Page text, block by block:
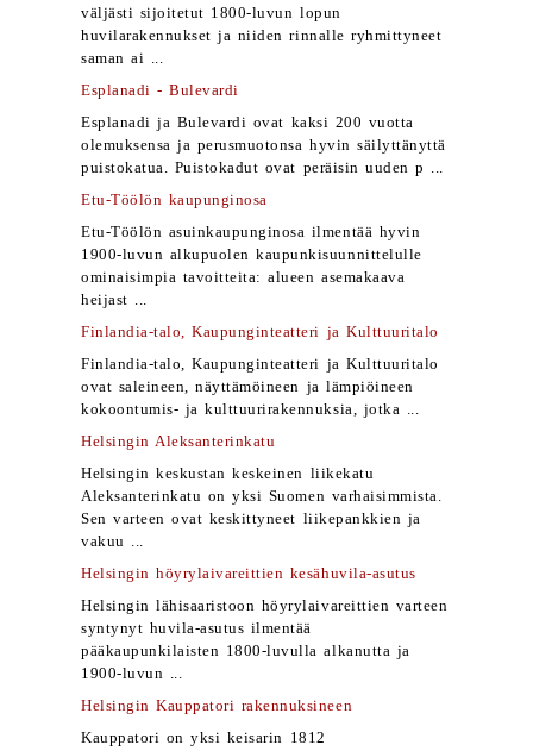
väljästi sijoitetut 1800-luvun lopun
huvilarakennukset ja niiden rinnalle ryhmittyneet
saman ai ...
Esplanadi - Bulevardi
Esplanadi ja Bulevardi ovat kaksi 200 vuotta
olemuksensa ja perusmuotonsa hyvin säilyttänyttä
puistokatua. Puistokadut ovat peräisin uuden p ...
Etu-Töölön kaupunginosa
Etu-Töölön asuinkaupunginosa ilmentää hyvin
1900-luvun alkupuolen kaupunkisuunnittelulle
ominaisimpia tavoitteita: alueen asemakaava
heijast ...
Finlandia-talo, Kaupunginteatteri ja Kulttuuritalo
Finlandia-talo, Kaupunginteatteri ja Kulttuuritalo
ovat saleineen, näyttämöineen ja lämpiöineen
kokoontumis- ja kulttuurirakennuksia, jotka ...
Helsingin Aleksanterinkatu
Helsingin keskustan keskeinen liikekatu
Aleksanterinkatu on yksi Suomen varhaisimmista.
Sen varteen ovat keskittyneet liikepankkien ja
vakuu ...
Helsingin höyrylaivareittien kesähuvila-asutus
Helsingin lähisaaristoon höyrylaivareittien varteen
syntynyt huvila-asutus ilmentää
pääkaupunkilaisten 1800-luvulla alkanutta ja
1900-luvun ...
Helsingin Kauppatori rakennuksineen
Kauppatori on yksi keisarin 1812